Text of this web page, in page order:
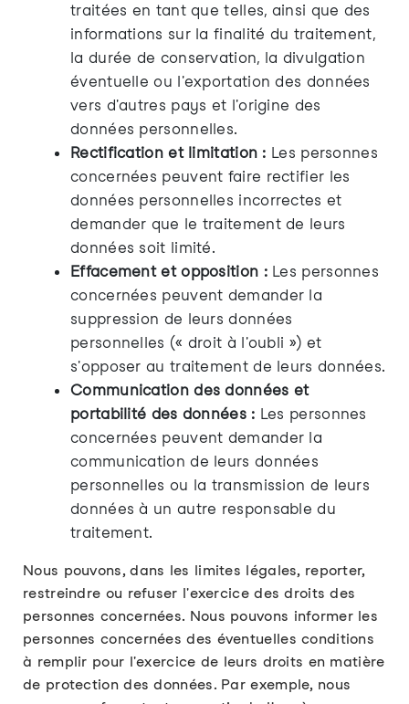
traitées en tant que telles, ainsi que des
informations sur la finalité du traitement,
la durée de conservation, la divulgation
éventuelle ou l'exportation des données
vers d'autres pays et l'origine des
données personnelles.
Rectification et limitation : Les personnes
concernées peuvent faire rectifier les
données personnelles incorrectes et
demander que le traitement de leurs
données soit limité.
Effacement et opposition :Les personnes
concernées peuvent demander la
suppression de leurs données
personnelles (« droit à l'oubli ») et
s'opposer au traitement de leurs données.
Communication des données et
portabilité des données : Les personnes
concernées peuvent demander la
communication de leurs données
personnelles ou la transmission de leurs
données à un autre responsable du
traitement.
Nous pouvons, dans les limites légales, reporter,
restreindre ou refuser l'exercice des droits des
personnes concernées. Nous pouvons informer les
personnes concernées des éventuelles conditions
à remplir pour l'exercice de leurs droits en matière
de protection des données. Par exemple, nous